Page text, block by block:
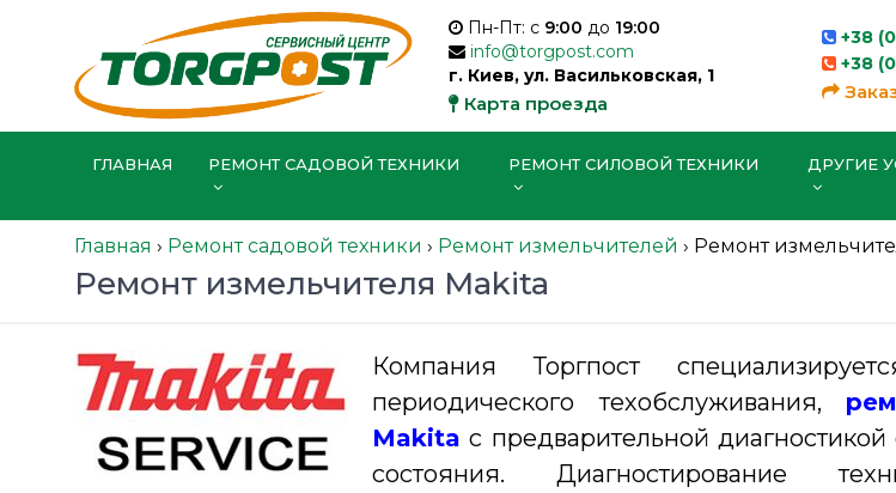
Пн-Пт: с 9:00 до 19:00
info@torgpost.com
г. Киев, ул. Васильковская, 1
Карта проезда
+38
+38
ГЛАВНАЯ РЕМОНТ САДОВОЙ ТЕХНИКИ РЕМОНТ СИЛОВОЙ ТЕХНИКИ ДРУГИЕ
Главная › Ремонт садовой техники › Ремонт измельчителей › Ремонт
Ремонт измельчителя Makita
Компания Торгпост
периодического техобслуживания,
Makita с предварительной
состояния. Диагностирование